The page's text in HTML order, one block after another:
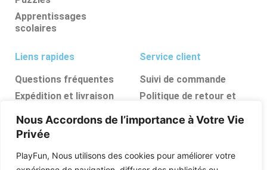
Nous Accordons de l’importance à Votre Vie
Privée
PlayFun, Nous utilisons des cookies pour améliorer votre
Apprentissages
scolaires
Liens rapides
Questions fréquentes
Expédition et livraison
remboursements
Ressources, conseils et
astuces
Service client
Suivi de commande
Politique de retour et
FAQ